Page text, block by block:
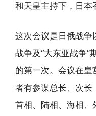
和天皇主持下，日
这次会议是日俄战争
战争及“大东亚战争”
的第一次。会议在皇
者有参谋总长、次长
首相、陆相、海相、